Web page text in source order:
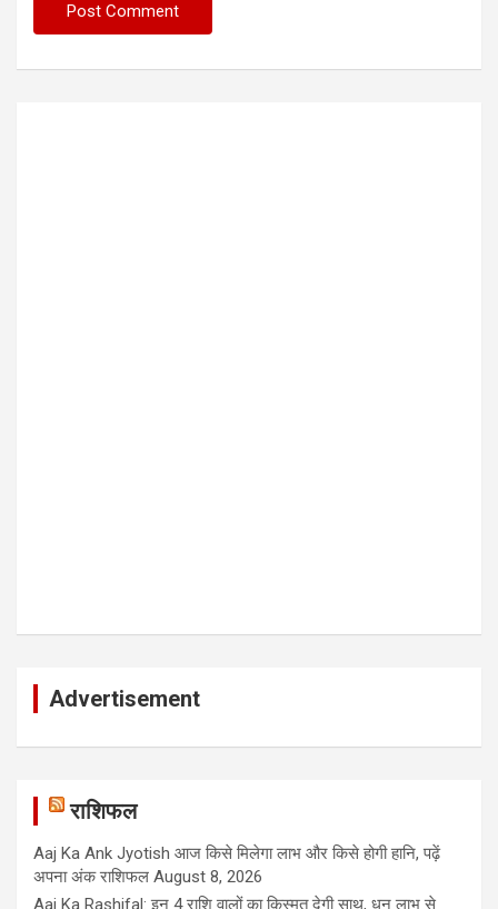
Advertisement
राशिफल
Aaj Ka Ank Jyotish आज किसे मिलेगा लाभ और किसे होगी हानि, पढ़ें
अपना अंक राशिफल August 8, 2026
Aaj Ka Rashifal: इन 4 राशि वालों का किस्मत देगी साथ, धन लाभ से